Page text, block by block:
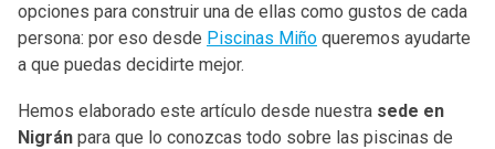
opciones para construir una de ellas como gustos de cada
persona: por eso desde Piscinas Miño queremos ayudarte
a que puedas decidirte mejor.
Hemos elaborado este artículo desde nuestra sede en
Nigrán para que lo conozcas todo sobre las piscinas de